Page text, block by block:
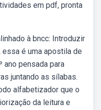
em pdf, pronta
à bncc: Introduzir
é uma apostila de
pensada para
juntando as sílabas.
alfabetizador que o
da leitura e